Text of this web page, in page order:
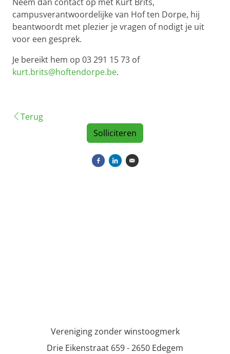
campusverantwoordelijke van Hof ten Dorpe, hij
beantwoordt met plezier je vragen of nodigt je uit
voor een gesprek.
Je bereikt hem op 03 291 15 73 of
kurt.brits@hoftendorpe.be.
Terug
Solliciteren
Delen op Facebook
Delen op LinkedIn
Versturen per e-mail
Vereniging zonder winstoogmerk
Drie Eikenstraat 659 - 2650 Edegem